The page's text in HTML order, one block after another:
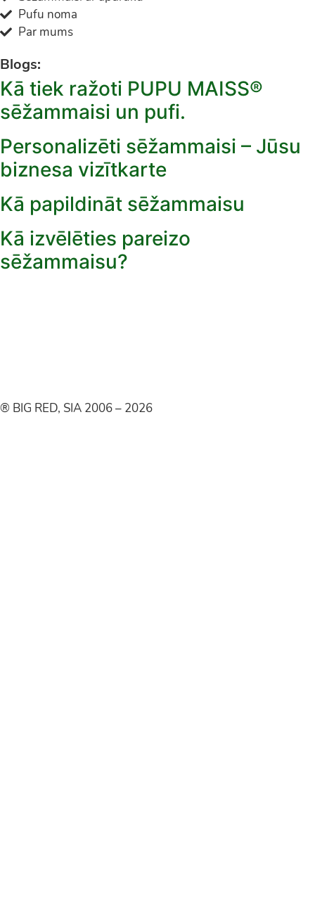
Pufu noma
Par mums
Blogs:
Kā tiek ražoti PUPU MAISS®
sēžammaisi un pufi.
Personalizēti sēžammaisi – Jūsu
biznesa vizītkarte
Kā papildināt sēžammaisu
Kā izvēlēties pareizo
sēžammaisu?
® BIG RED, SIA 2006 – 2026